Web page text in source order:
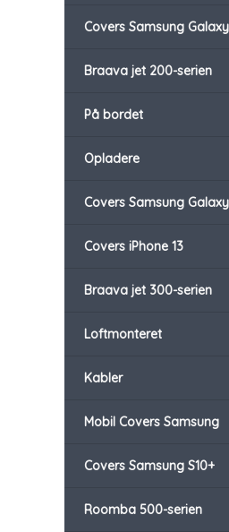
Covers Samsung
Braava jet 200-serien
På bordet
Opladere
Covers Samsung
Covers iPhone 13
Braava jet 300-serien
Loftmonteret
Kabler
Mobil Covers Samsung
Covers Samsung S10+
Roomba 500-serien